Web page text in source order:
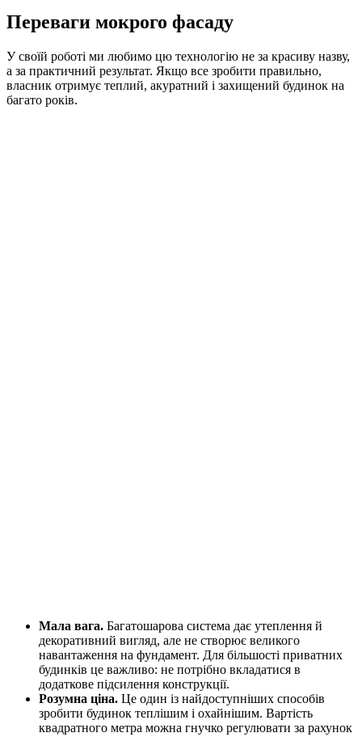
Переваги мокрого фасаду
У своїй роботі ми любимо цю технологію не за красиву назву,
а за практичний результат. Якщо все зробити правильно,
власник отримує теплий, акуратний і захищений будинок на
багато років.
Мала вага. Багатошарова система дає утеплення й
декоративний вигляд, але не створює великого
навантаження на фундамент. Для більшості приватних
будинків це важливо: не потрібно вкладатися в
додаткове підсилення конструкції.
Розумна ціна. Це один із найдоступніших способів
зробити будинок теплішим і охайнішим. Вартість
квадратного метра можна гнучко регулювати за рахунок